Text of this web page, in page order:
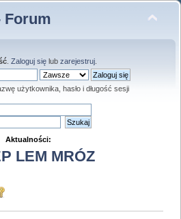
Forum
. Zaloguj sięlub zarejestruj.
użytkownika, hasło i długość sesji
Aktualności:
LEM MRÓZ